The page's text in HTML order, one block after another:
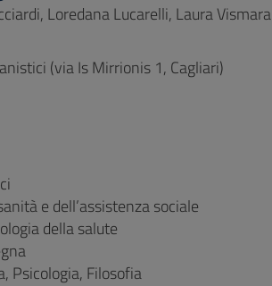
Loredana Lucarelli, Laura Vismara
(via Is Mirrionis 1, Cagliari)
e dell’assistenza sociale
della salute
Psicologia, Filosofia